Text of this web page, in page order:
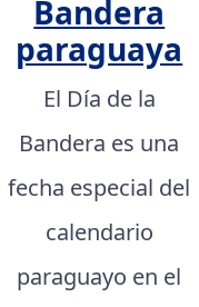
Bandera
paraguaya
El Día de la
Bandera es una
fecha especial del
calendario
paraguayo en el